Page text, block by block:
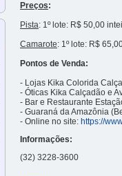
Preços:
Pista: 1º lote: R$ 50,00
Camarote: 1º lote: R$
Pontos de Venda:
- Lojas Kika Colorida
- Óticas Kika Calçadão e
- Bar e Restaurante
- Guaraná da Amazônia
- Online no site: https://
Informações:
(32) 3228-3600